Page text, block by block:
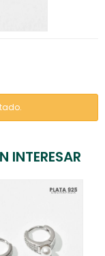
INTERESAR